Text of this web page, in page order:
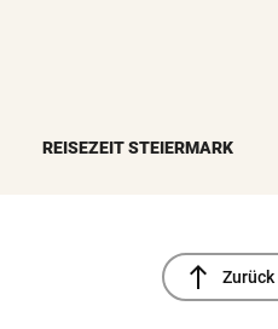
REISEZEIT STEIERMARK
north Zurück